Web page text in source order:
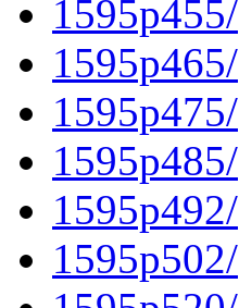
1595p455/
1595p465/
1595p475/
1595p485/
1595p492/
1595p502/